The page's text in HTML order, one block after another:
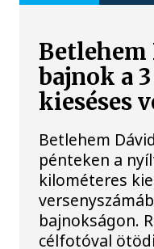
Betlehem
bajnok a
kieséses
Betlehem
pénteken a
kilométeres
bajnokságon.
célfotóval